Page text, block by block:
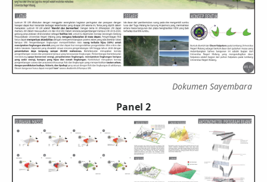
Dokumen Sayembara
Panel 2